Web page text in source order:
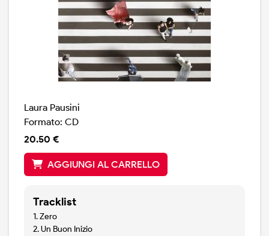
Laura Pausini
Formato: CD
20.50 €
AGGIUNGI AL CARRELLO
Tracklist
1. Zero
2. Un Buon Inizio